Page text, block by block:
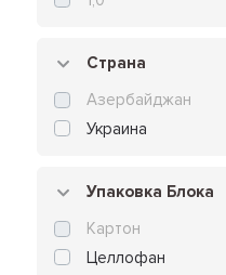
Страна
Азербайджан
Украина
Упаковка Блока
Картон
Целлофан